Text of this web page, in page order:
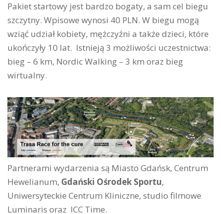
Pakiet startowy jest bardzo bogaty, a sam cel biegu
szczytny. Wpisowe wynosi 40 PLN. W biegu mogą
wziąć udział kobiety, mężczyźni a także dzieci, które
ukończyły 10 lat. Istnieją 3 możliwości uczestnictwa:
bieg – 6 km, Nordic Walking – 3 km oraz bieg
wirtualny.
Partnerami wydarzenia są Miasto Gdańsk, Centrum
Hewelianum, Gdański Ośrodek Sportu,
Uniwersyteckie Centrum Kliniczne, studio filmowe
Luminaris oraz ICC Time.